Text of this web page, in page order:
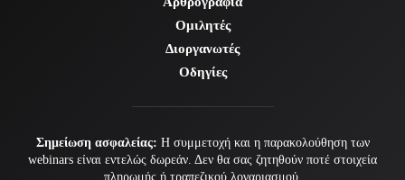
Ομιλητές
Διοργανωτές
Οδηγίες
Σημείωση ασφαλείας: Η συμμετοχή και η παρακολούθηση των
webinars είναι εντελώς δωρεάν. Δεν θα σας ζητηθούν ποτέ στοιχεία
πληρωμής ή τραπεζικού λογαριασμού.